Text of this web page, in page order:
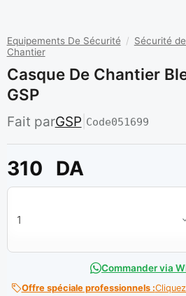
Equipements De Sécurité / Sécurité
Chantier
Casque De Chantier
GSP
Fait parGSP Code051699
310 DA
quantité de Casque de chantier bleu
Commander via
Offre spéciale professionnels :